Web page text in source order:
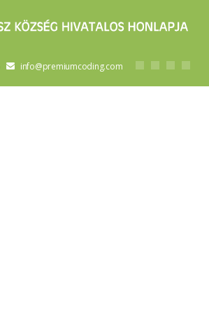
info@premiumcoding.com